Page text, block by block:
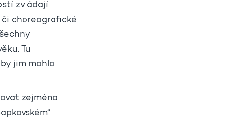
zvládají
či choreografické
Tu
jim mohla
zejména